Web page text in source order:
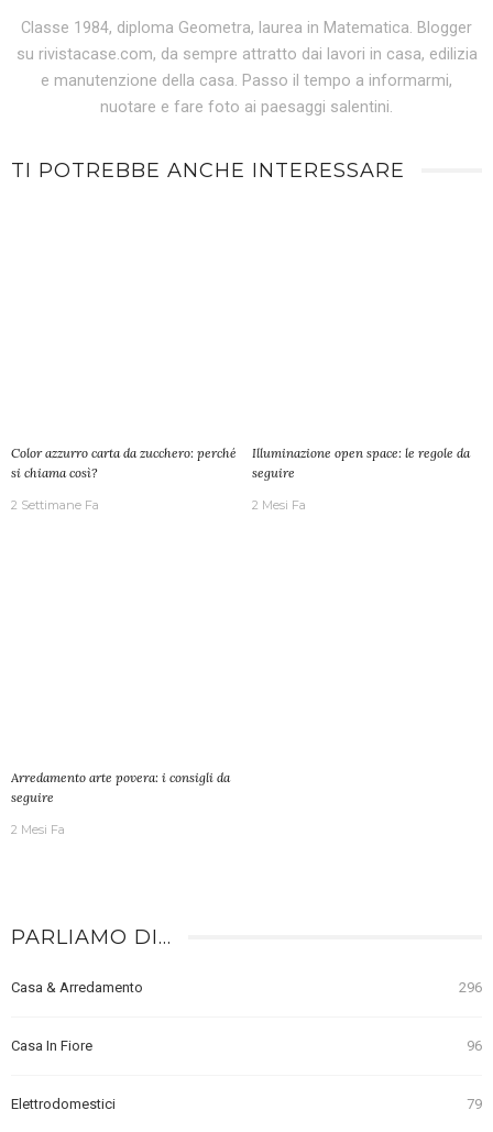
Classe 1984, diploma Geometra, laurea in Matematica. Blogger
su rivistacase.com, da sempre attratto dai lavori in casa, edilizia
e manutenzione della casa. Passo il tempo a informarmi,
nuotare e fare foto ai paesaggi salentini.
TI POTREBBE ANCHE INTERESSARE
Color azzurro carta da zucchero: perché
si chiama così?
2 Settimane Fa
Illuminazione open space: le regole da
seguire
2 Mesi Fa
Arredamento arte povera: i consigli da
seguire
2 Mesi Fa
PARLIAMO DI…
Casa & Arredamento 296
Casa In Fiore 96
Elettrodomestici 79